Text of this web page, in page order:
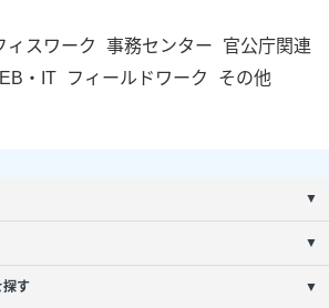
ィスワーク 事務センター
官公庁関連
・IT フィールドワーク その他
▼
▼
探す ▼